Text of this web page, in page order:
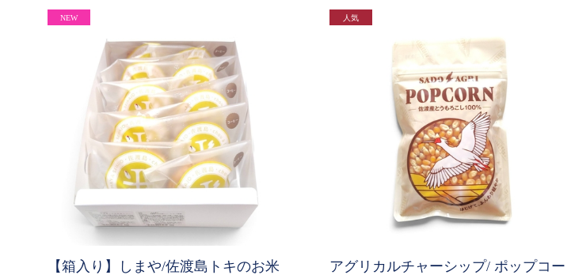
【箱入り】しまや/佐渡島トキのお米
アグリカルチャーシップ/ ポップコー